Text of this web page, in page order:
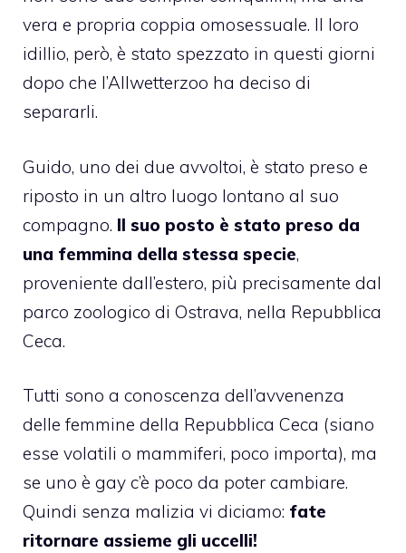
vera e propria coppia omosessuale. Il loro
idillio, però, è stato spezzato in questi giorni
dopo che l’Allwetterzoo ha deciso di
separarli.
Guido, uno dei due avvoltoi, è stato preso e
riposto in un altro luogo lontano al suo
compagno. Il suo posto è stato preso da
una femmina della stessa specie,
proveniente dall’estero, più precisamente dal
parco zoologico di Ostrava, nella Repubblica
Ceca.
Tutti sono a conoscenza dell’avvenenza
delle femmine della Repubblica Ceca (siano
esse volatili o mammiferi, poco importa), ma
se uno è gay c’è poco da poter cambiare.
Quindi senza malizia vi diciamo: fate
ritornare assieme gli uccelli!